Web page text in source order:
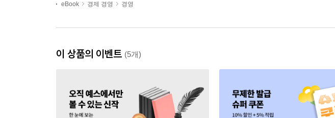
eBook 경제 경영 경영
이 상품의 이벤트 (5개)